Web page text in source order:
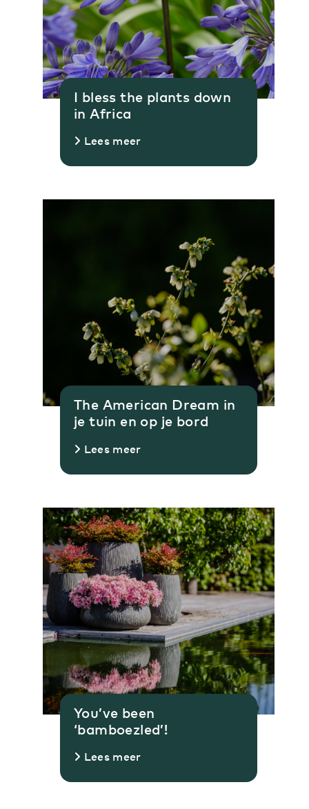
I bless the plants down
in Africa
Lees meer
The American Dream in
je tuin en op je bord
Lees meer
You’ve been
‘bamboezled’!
Lees meer